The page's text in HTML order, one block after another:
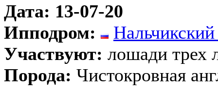
Дата: 13-07-20
Ипподром:
Участвуют: лошади трех
Порода: Чистокровная